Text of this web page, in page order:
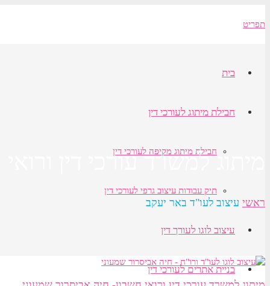
תפריט
בית
חבילת מיתוג לעורכי דין
חבילת מיתוג מקיפה לעורכי דין
תיק עבודות עיצוב גרפי לעורכי דין
עיצוב לוגו לעורך דין
בניית אתרים לעורכי דין
מיתוג למשרד עורכי דין
ראשי עיצוב לעו"ד באר יעקב